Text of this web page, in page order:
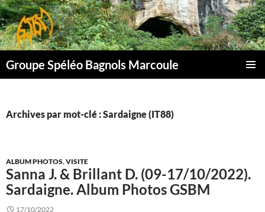
Aller
au
contenu
Groupe Spéléo Bagnols Marcoule
Archives par mot-clé : Sardaigne (IT88)
ALBUM PHOTOS,VISITE
Sanna J. & Brillant D. (09-17/10/2022).
Sardaigne. Album Photos GSBM
17/10/2022